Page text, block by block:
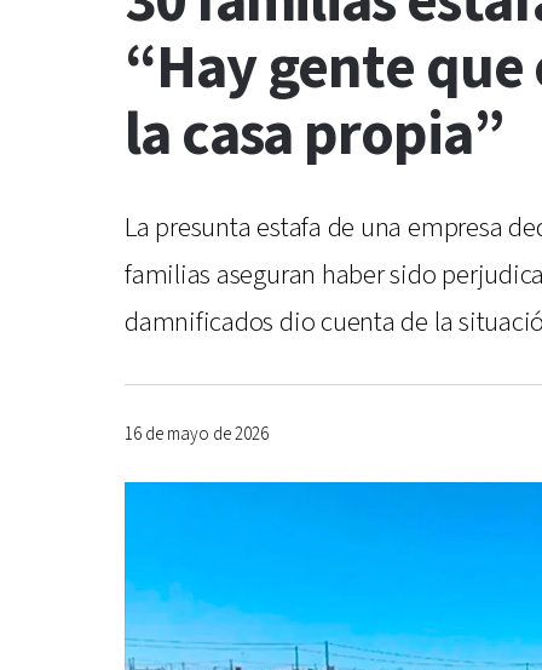
“Hay gente
la casa propia”
La presunta estafa de una empresa
familias aseguran haber sido
damnificados dio cuenta de la
16 de mayo de 2026